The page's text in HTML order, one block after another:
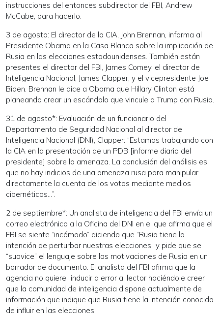
instrucciones del entonces subdirector del FBI, Andrew
McCabe, para hacerlo.
3 de agosto: El director de la CIA, John Brennan, informa al
Presidente Obama en la Casa Blanca sobre la implicación de
Rusia en las elecciones estadounidenses. También están
presentes el director del FBI, James Comey, el director de
Inteligencia Nacional, James Clapper, y el vicepresidente Joe
Biden. Brennan le dice a Obama que Hillary Clinton está
planeando crear un escándalo que vincule a Trump con Rusia.
31 de agosto*: Evaluación de un funcionario del
Departamento de Seguridad Nacional al director de
Inteligencia Nacional (DNI), Clapper: “Estamos trabajando con
la CIA en la presentación de un PDB [informe diario del
presidente] sobre la amenaza. La conclusión del análisis es
que no hay indicios de una amenaza rusa para manipular
directamente la cuenta de los votos mediante medios
cibernéticos...”.
2 de septiembre*: Un analista de inteligencia del FBI envía un
correo electrónico a la Oficina del DNI en el que afirma que el
FBI se siente “incómodo” diciendo que “Rusia tiene la
intención de perturbar nuestras elecciones” y pide que se
“suavice” el lenguaje sobre las motivaciones de Rusia en un
borrador de documento. El analista del FBI afirma que la
agencia no quiere “inducir a error al lector haciéndole creer
que la comunidad de inteligencia dispone actualmente de
información que indique que Rusia tiene la intención conocida
de influir en las elecciones”.